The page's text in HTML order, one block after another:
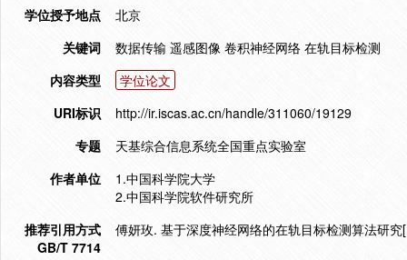
学位授予地点
北京
关键词
数据传输 遥感图像 卷积神经网络 在轨目标检测
内容类型
学位论文
URI标识
http://ir.iscas.ac.cn/handle/311060/19129
专题
天基综合信息系统全国重点实验室
作者单位
1.中国科学院大学
2.中国科学院软件研究所
推荐引用方式
GB/T 7714
傅妍玫. 基于深度神经网络的在轨目标检测算法研